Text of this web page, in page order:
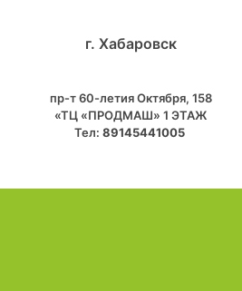
г. Хабаровск
пр-т 60-летия Октября, 158
«ТЦ «ПРОДМАШ» 1 ЭТАЖ
Тел: 89145441005